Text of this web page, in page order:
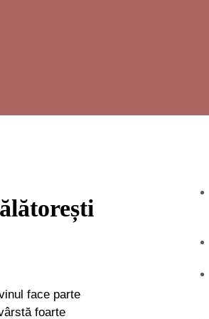
face parte